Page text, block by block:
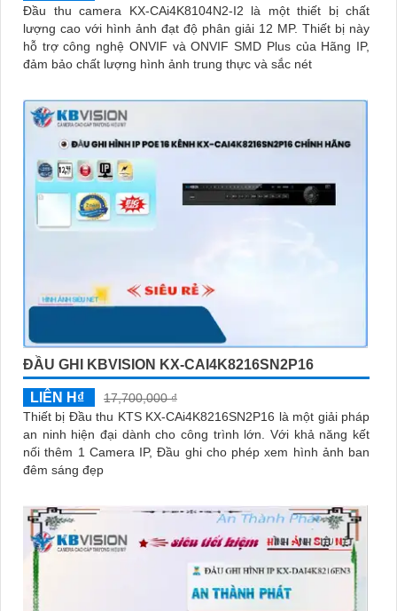
Đầu thu camera KX-CAi4K8104N2-I2 là một thiết bị chất
lượng cao với hình ảnh đạt độ phân giải 12 MP. Thiết bị này
hỗ trợ công nghệ ONVIF và ONVIF SMD Plus của Hãng IP,
đảm bảo chất lượng hình ảnh trung thực và sắc nét
ĐẦU GHI KBVISION KX-CAI4K8216SN2P16
LIÊN H₫
17,700,000 ₫
Thiết bị Đầu thu KTS KX-CAi4K8216SN2P16 là một giải pháp
an ninh hiện đại dành cho công trình lớn. Với khả năng kết
nối thêm 1 Camera IP, Đầu ghi cho phép xem hình ảnh ban
đêm sáng đẹp